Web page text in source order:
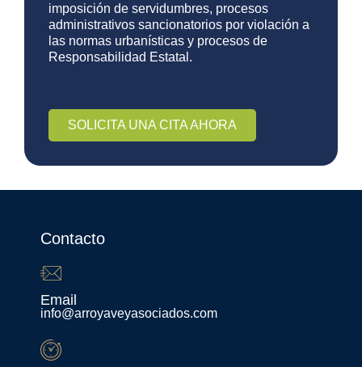
imposición de servidumbres, procesos
administrativos sancionatorios por violación a
las normas urbanísticas y procesos de
Responsabilidad Estatal.
SOLICITA UNA CITA AHORA
Contacto
Email
info@arroyaveyasociados.com